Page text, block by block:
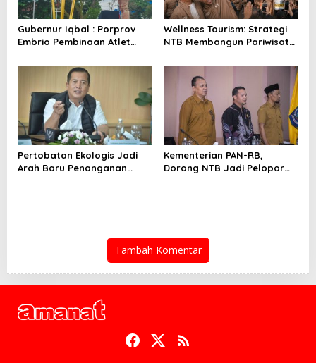
Gubernur Iqbal : Porprov
Embrio Pembinaan Atlet
Wellness Tourism: Strategi
NTB Membangun Pariwisata
Pertobatan Ekologis Jadi
Arah Baru Penanganan
Kementerian PAN-RB,
Dorong NTB Jadi Pelopor
Tambah Komentar